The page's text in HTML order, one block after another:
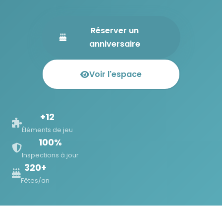
Réserver un
anniversaire
Voir l'espace
+12
Éléments de jeu
100%
Inspections à jour
320+
Fêtes/an